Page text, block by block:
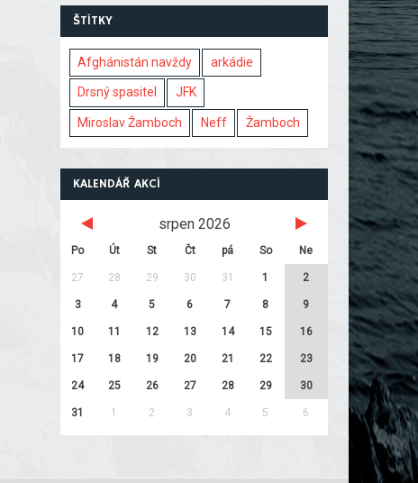
ŠTÍTKY
Afghánistán navždy arkádie
Drsný spasitel JFK
Miroslav Žamboch Neff Žamboch
KALENDÁŘ AKCÍ
srpen 2026
Po Út St Čt pá So Ne
27 28 29 30 31 1 2
3 4 5 6 7 8 9
10 11 12 13 14 15 16
17 18 19 20 21 22 23
24 25 26 27 28 29 30
31 1 2 3 4 5 6